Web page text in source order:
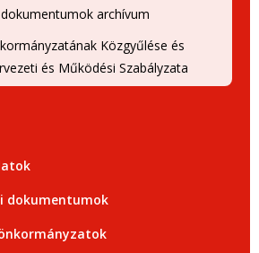
archívum
Közgyűlése és
és Működési Szabályzata
dokumentumok